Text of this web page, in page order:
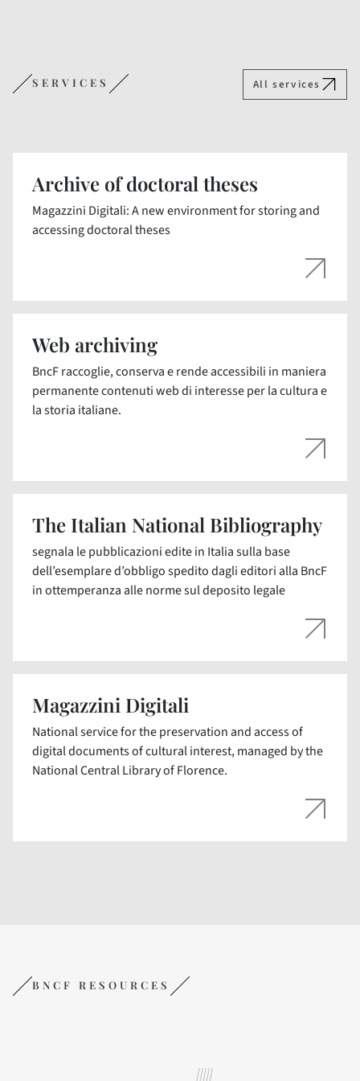
SERVICES All services
Archive of doctoral theses
Magazzini Digitali: A new environment for storing and
accessing doctoral theses
Web archiving
BncF raccoglie, conserva e rende accessibili in maniera
permanente contenuti web di interesse per la cultura e
la storia italiane.
The Italian National Bibliography
segnala le pubblicazioni edite in Italia sulla base
dell’esemplare d’obbligo spedito dagli editori alla BncF
in ottemperanza alle norme sul deposito legale
Magazzini Digitali
National service for the preservation and access of
digital documents of cultural interest, managed by the
National Central Library of Florence.
BNCF RESOURCES